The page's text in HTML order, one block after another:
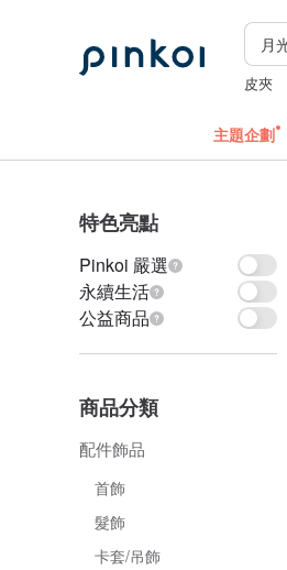
皮夾
主題企劃
特色亮點
Pinkoi 嚴選
永續生活
公益商品
商品分類
配件飾品
首飾
髮飾
卡套/吊飾